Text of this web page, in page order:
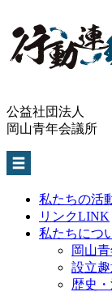
公益社団法人
岡山青年会議所
私たちの活
リンクLINK
私たちにつ
岡山
設立
歴史